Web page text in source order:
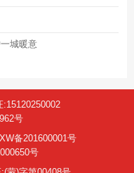
城暖意
号
备201600001号
号